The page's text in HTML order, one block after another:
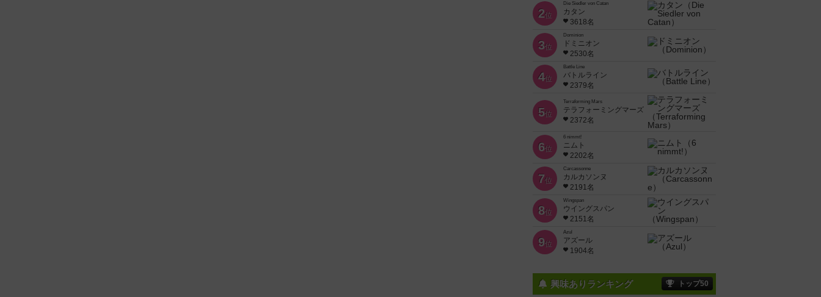
2位
Die Siedler von Catan
カタン
3618名
3位
Dominion
ドミニオン
2530名
4位
Battle Line
バトルライン
2379名
5位
Terraforming Mars
テラフォーミングマーズ
2372名
6位
6 nimmt!
ニムト
2202名
7位
Carcassonne
カルカソンヌ
2191名
8位
Wingspan
ウイングスパン
2151名
9位
Azul
アズール
1904名
興味ありランキング トップ50